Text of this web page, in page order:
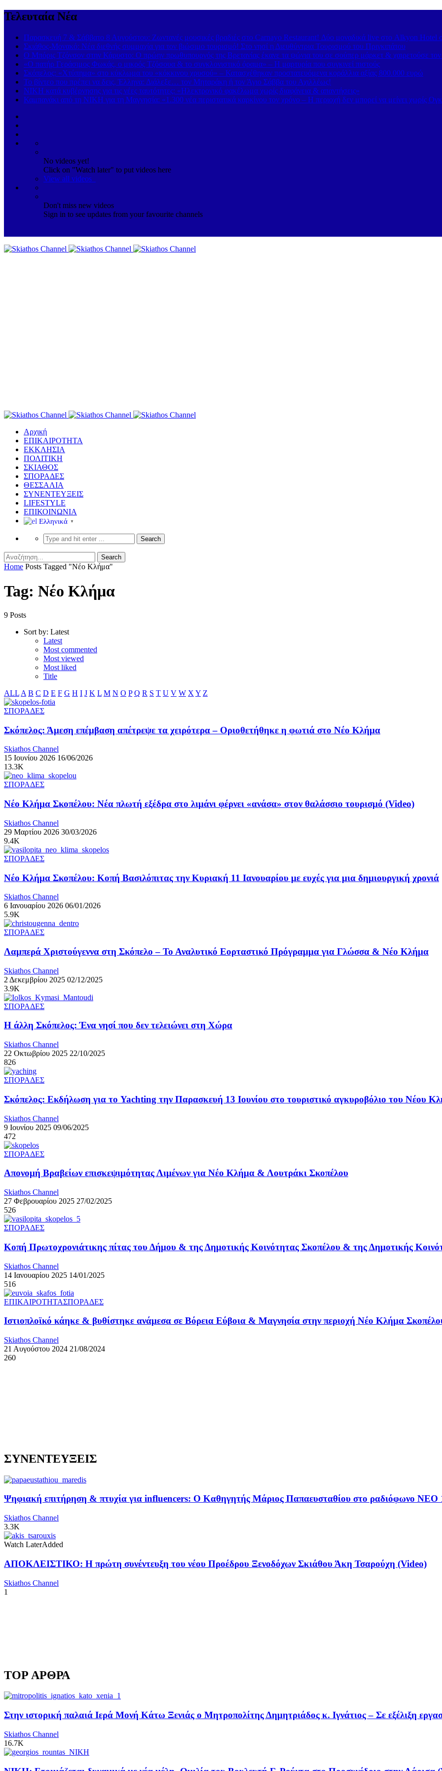
Τελευταία Νέα
Παρασκευή 7 & Σάββατο 8 Αυγούστου: Ζωντανές μουσικές βραδιές στο Carnayo Restaurant! Δύο μοναδικά live στο Alkyon Hotel
Σκιάθος-Μονακό: Νέα διεθνής συμμαχία για τον βιώσιμο τουρισμό! Στο νησί η Διευθύντρια Τουρισμού του Πριγκιπάτου
Ο Μπόρις Τζόνσον στην Κάρυστο: Ο πρώην πρωθυπουργός της Βρετανίας έκανε τα ψώνια του σε σούπερ μάρκετ & χαιρετούσε
«Ο πατήρ Γεράσιμος Φωκάς, ο μικρός Τζόσουα & το συγκλονιστικό όραμα» – Η μαρτυρία που συγκινεί πιστούς
Σκόπελος: «Χτύπημα» στο κύκλωμα του «κόκκινου χρυσού» – Κατασχέθηκαν προστατευόμενα κοράλλια αξίας 800.000 ευρώ
Το βίντεο που πρέπει να δεις, Έλληνα: Διάλεξε… τον Μηταράκη ή τον Άγιο Σάββα του Αχιλλέως!
ΝΙΚΗ κατά κυβέρνησης για τις νέες ταυτότητες: «Ηλεκτρονικό φακέλωμα χωρίς διαφάνεια & απαντήσεις»
Καμπανάκι από τη ΝΙΚΗ για τη Μαγνησία: «1.300 νέα περιστατικά καρκίνου τον χρόνο – Η περιοχή δεν μπορεί να μείνει χωρίς
No videos yet!
Click on "Watch later" to put videos here
View all videos
Don't miss new videos
Sign in to see updates from your favourite channels
Αρχική
ΕΠΙΚΑΙΡΟΤΗΤΑ
ΕΚΚΛΗΣΙΑ
ΠΟΛΙΤΙΚΗ
ΣΚΙΑΘΟΣ
ΣΠΟΡΑΔΕΣ
ΘΕΣΣΑΛΙΑ
ΣΥΝΕΝΤΕΥΞΕΙΣ
LIFESTYLE
ΕΠΙΚΟΙΝΩΝΙΑ
Ελληνικά ▼
Home Posts Tagged "Νέο Κλήμα"
Tag: Νέο Κλήμα
9 Posts
Sort by: Latest
Latest
Most commented
Most viewed
Most liked
Title
ALL A B C D E F G H I J K L M N O P Q R S T U V W X Y Z
ΣΠΟΡΑΔΕΣ
Σκόπελος: Άμεση επέμβαση απέτρεψε τα χειρότερα – Οριοθετήθηκε η φωτιά στο Νέο Κλήμα
Skiathos Channel
15 Ιουνίου 2026 16/06/2026
13.3K
ΣΠΟΡΑΔΕΣ
Νέο Κλήμα Σκοπέλου: Νέα πλωτή εξέδρα στο λιμάνι φέρνει «ανάσα» στον θαλάσσιο τουρισμό (Video)
Skiathos Channel
29 Μαρτίου 2026 30/03/2026
9.4K
ΣΠΟΡΑΔΕΣ
Νέο Κλήμα Σκοπέλου: Κοπή Βασιλόπιτας την Κυριακή 11 Ιανουαρίου με ευχές για μια δημιουργική χρονιά
Skiathos Channel
6 Ιανουαρίου 2026 06/01/2026
5.9K
ΣΠΟΡΑΔΕΣ
Λαμπερά Χριστούγεννα στη Σκόπελο – Το Αναλυτικό Εορταστικό Πρόγραμμα για Γλώσσα & Νέο Κλήμα
Skiathos Channel
2 Δεκεμβρίου 2025 02/12/2025
3.9K
ΣΠΟΡΑΔΕΣ
Η άλλη Σκόπελος: Ένα νησί που δεν τελειώνει στη Χώρα
Skiathos Channel
22 Οκτωβρίου 2025 22/10/2025
826
ΣΠΟΡΑΔΕΣ
Σκόπελος: Εκδήλωση για το Yachting την Παρασκευή 13 Ιουνίου στο τουριστικό αγκυροβόλιο του Νέου
Skiathos Channel
9 Ιουνίου 2025 09/06/2025
472
ΣΠΟΡΑΔΕΣ
Απονομή Βραβείων επισκεψιμότητας Λιμένων για Νέο Κλήμα & Λουτράκι Σκοπέλου
Skiathos Channel
27 Φεβρουαρίου 2025 27/02/2025
526
ΣΠΟΡΑΔΕΣ
Κοπή Πρωτοχρονιάτικης πίτας του Δήμου & της Δημοτικής Κοινότητας Σκοπέλου & της Δημοτικής
Skiathos Channel
14 Ιανουαρίου 2025 14/01/2025
516
ΕΠΙΚΑΙΡΟΤΗΤΑΣΠΟΡΑΔΕΣ
Ιστιοπλοϊκό κάηκε & βυθίστηκε ανάμεσα σε Βόρεια Εύβοια & Μαγνησία στην περιοχή Νέο Κλήμα
Skiathos Channel
21 Αυγούστου 2024 21/08/2024
260
ΣΥΝΕΝΤΕΥΞΕΙΣ
Ψηφιακή επιτήρηση & πτυχία για influencers: Ο Καθηγητής Μάριος Παπαευσταθίου στο ραδιόφωνο NEO
Skiathos Channel
3.3K
Watch LaterAdded
ΑΠΟΚΛΕΙΣΤΙΚΟ: Η πρώτη συνέντευξη του νέου Προέδρου Ξενοδόχων Σκιάθου Άκη Τσαρούχη (Video)
Skiathos Channel
1
TOP ΑΡΘΡΑ
Στην ιστορική παλαιά Ιερά Μονή Κάτω Ξενιάς ο Μητροπολίτης Δημητριάδος κ. Ιγνάτιος – Σε εξέλιξη
Skiathos Channel
16.7K